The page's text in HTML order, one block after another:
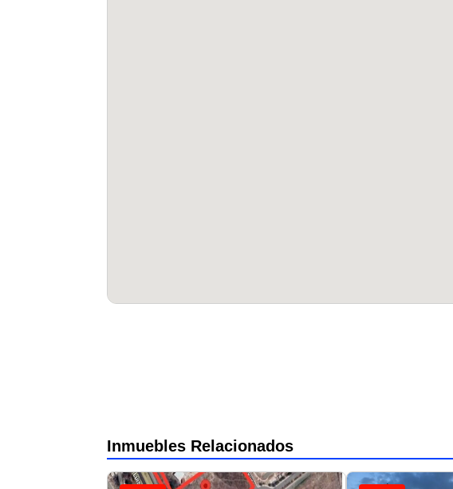
Inmuebles Relacionados